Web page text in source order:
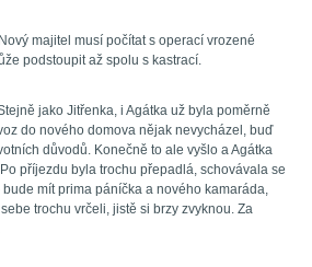
majitel musí počítat s operací vrozené
podstoupit až spolu s kastrací.
jako Jitřenka, i Agátka už byla poměrně
do nového domova nějak nevycházel, buď
důvodů. Konečně to ale vyšlo a Agátka
příjezdu byla trochu přepadlá, schovávala se
mít prima páníčka a nového kamaráda,
trochu vrčeli, jistě si brzy zvyknou. Za